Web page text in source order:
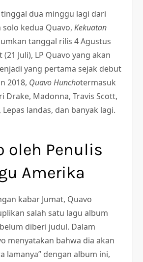
dua minggu lagi dari
solo kedua Quavo,Kekuatan
tanggal rilis 4 Agustus
(21 Juli), LP Quavo yang akan
yang pertama sejak debut
2018, Quavo Hunchotermasuk
Drake, Madonna, Travis Scott,
Lepas landas, dan banyak lagi.
oleh Penulis
Amerika
kabar Jumat, Quavo
salah satu lagu album
diberi judul. Dalam
menyatakan bahwa dia akan
lamanya” dengan album ini,